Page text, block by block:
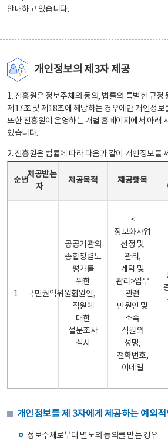
안내하고 있습니다.
개인정보의 제3자 제공
1. 진흥원은 정보주체의 동의, 법률의 특별한 규정
제17조 및 제18조에 해당하는 경우에만 개인정보
또한 진흥원이 운영하는 개별 홈페이지에서 아래
있습니다.
2. 진흥원은 법률에 따라 다음과 같이 개인정보를
순번
제공받는
자
제공목적 제공항목
1 국민권익위원회
공공기관의
종합청렴도
평가를
위한
민원인,
직원에
대한
설문조사
실시
<
정보화사업
선정 및
관리,
계약 및
관리>업무
관련
민원인 및
소속
직원의
성명,
전화번호,
이메일
개인정보를 제 3자에게 제공하는 예외
정보주체로부터 별도의 동의를 받는 경우